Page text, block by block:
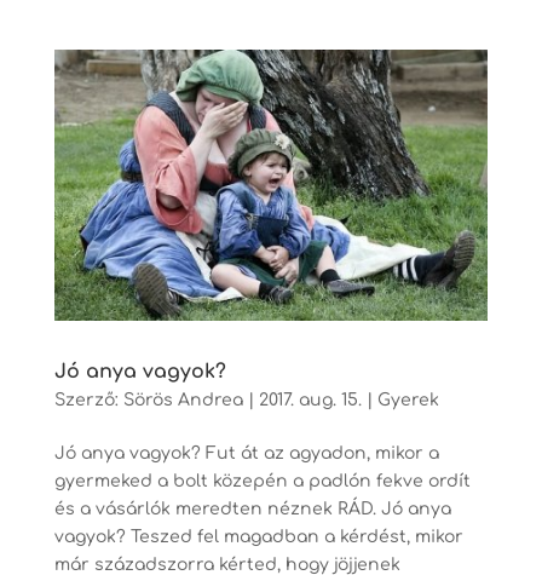
Jó anya vagyok?
Szerző: Sörös Andrea| 2017. aug. 15. Gyerek
Jó anya vagyok? Fut át az agyadon, mikor a
gyermeked a bolt közepén a padlón fekve ordít
és a vásárlók meredten néznek RÁD. Jó anya
vagyok? Teszed fel magadban a kérdést, mikor
már századszorra kérted, hogy jöjjenek